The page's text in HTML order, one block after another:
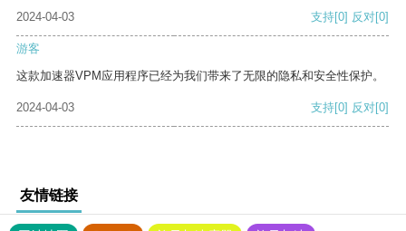
2024-04-03 支持[0] 反对[0]
游客
这款加速器VPM应用程序已经为我们带来了无限的隐私和安全性保护。
2024-04-03 支持[0] 反对[0]
友情链接